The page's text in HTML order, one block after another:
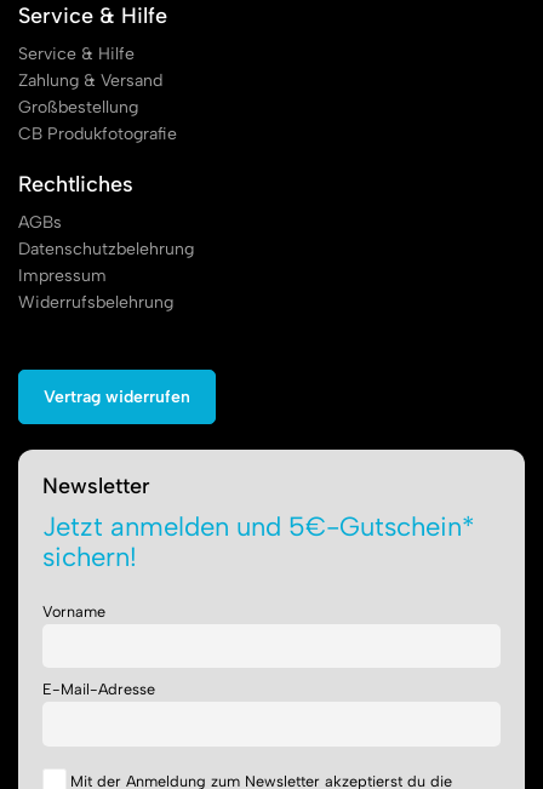
Service & Hilfe
Service & Hilfe
Zahlung & Versand
Großbestellung
CB Produkfotografie
Rechtliches
AGBs
Datenschutzbelehrung
Impressum
Widerrufsbelehrung
Vertrag widerrufen
Newsletter
Jetzt anmelden und 5€-Gutschein*
sichern!
Vorname
E-Mail-Adresse
Mit der Anmeldung zum Newsletter akzeptierst du die